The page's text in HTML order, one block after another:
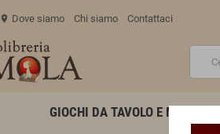
location_on Dove siamo Chi siamo Contattaci
GIOCHI DA TAVOLO E MINIATURE